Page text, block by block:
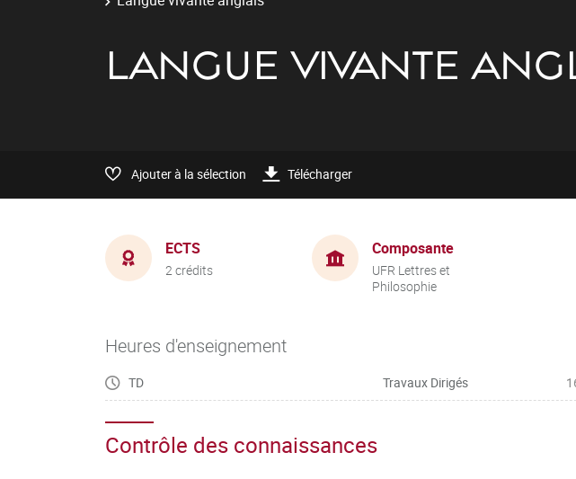
LANGUE VIVANTE
Ajouter à la sélection Télécharger
ECTS
2 crédits
Composante
UFR Lettres et
Philosophie
Heures d'enseignement
TD Travaux Dirigés
Contrôle des connaissances